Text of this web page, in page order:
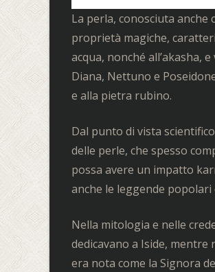
La perla, conosciuta
proprietà magiche,
acqua, nonché all’akasha,
Diana, Nettuno e
e alla pietra rubino.
Dal punto di vista
delle perle, che spesso
possa avere un impatto
anche le leggende
Nella mitologia e nelle
dedicavano a Iside, mentre
era nota come la Signora